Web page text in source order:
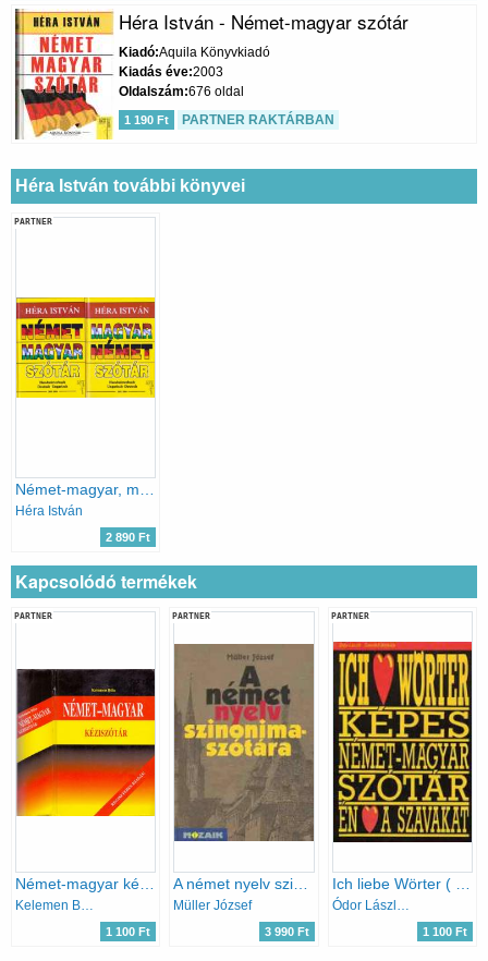
Héra István - Német-magyar szótár
Kiadó Aquila Könyvkiadó
Kiadás éve 2003
Oldalszám 676 oldal
1 190 Ft PARTNER RAKTÁRBAN
Héra István további könyvei
PARTNER
Német-magyar, magyar-német szótár
Héra István
2 890 Ft
Kapcsolódó termékek
PARTNER
Német-magyar kéziszótár (Kelemen)
Kelemen Béla
1 100 Ft
PARTNER
A német nyelv szinonímaszótára
Müller József
3 990 Ft
PARTNER
Ich liebe Wörter ( képes német-magyar szótár)
Ódor László-Szendrő Borbála
1 100 Ft